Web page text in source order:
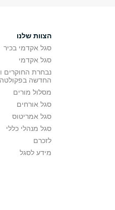
הצוות שלנו
סגל אקדמי בכיר
סגל אקדמי
נבחרת החוקרים
החדשה בפקולטה
מסלול מורים
סגל אורחים
סגל אמריטוס
סגל מנהלי כללי
לזכרם
מידע לסגל